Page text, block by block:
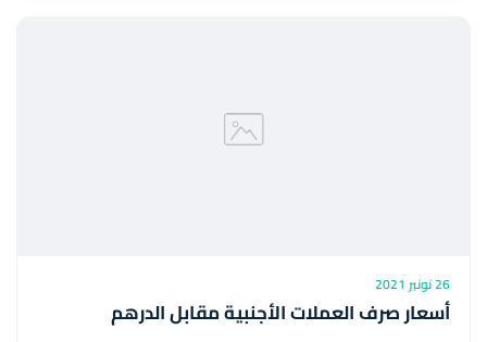
26 نونبر 2021
أسعار صرف العملات الأجنبية مقابل الدرهم